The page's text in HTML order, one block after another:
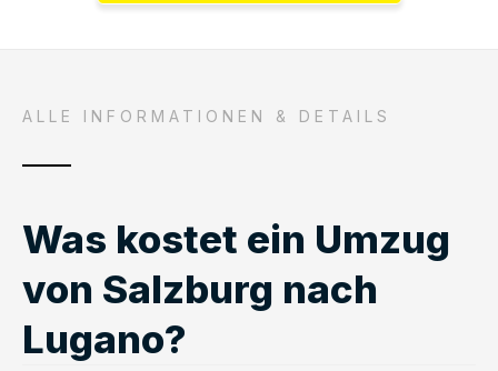
ALLE INFORMATIONEN & DETAILS
Was kostet ein Umzug
von Salzburg nach
Lugano?